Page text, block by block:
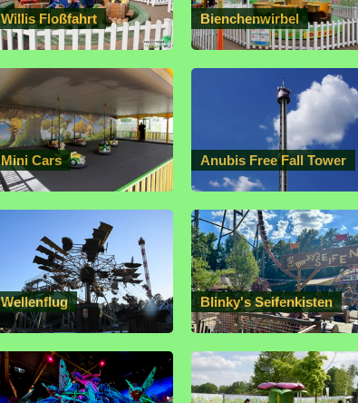
Willis Floßfahrt Bienchenwirbel
Mini Cars Anubis Free Fall Tower
Wellenflug Blinky's Seifenkisten